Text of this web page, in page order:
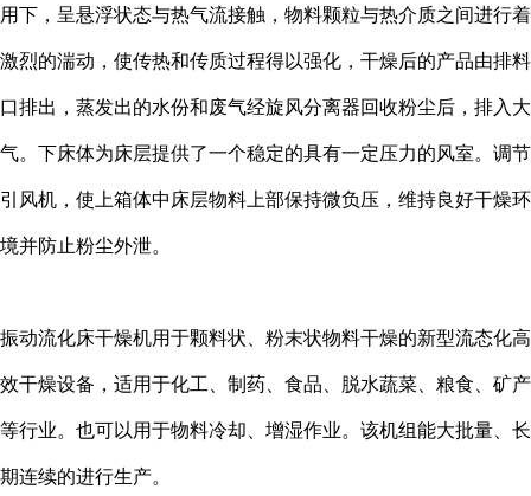
用下，呈悬浮状态与热气流接触，物料颗粒与热介质之间进行着
激烈的湍动，使传热和传质过程得以强化，干燥后的产品由排料
口排出，蒸发出的水份和废气经旋风分离器回收粉尘后，排入大
气。下床体为床层提供了一个稳定的具有一定压力的风室。调节
引风机，使上箱体中床层物料上部保持微负压，维持良好干燥环
境并防止粉尘外泄。
振动流化床干燥机用于颗料状、粉末状物料干燥的新型流态化高
效干燥设备，适用于化工、制药、食品、脱水蔬菜、粮食、矿产
等行业。也可以用于物料冷却、增湿作业。该机组能大批量、长
期连续的进行生产。